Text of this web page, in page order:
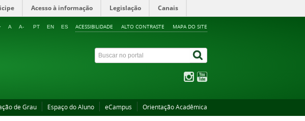
Acesso à informação Legislação Canais
ACESSIBILIDADE ALTO CONTRASTE MAPA DO SITE
A A- PT EN ES
de Grau Espaço do Aluno eCampus Orientação Acadêmica